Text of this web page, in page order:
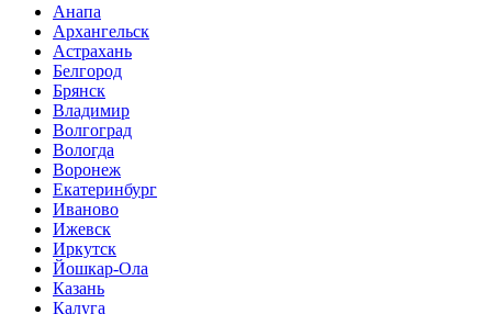
Анапа
Архангельск
Астрахань
Белгород
Брянск
Владимир
Волгоград
Вологда
Воронеж
Екатеринбург
Иваново
Ижевск
Иркутск
Йошкар-Ола
Казань
Калуга